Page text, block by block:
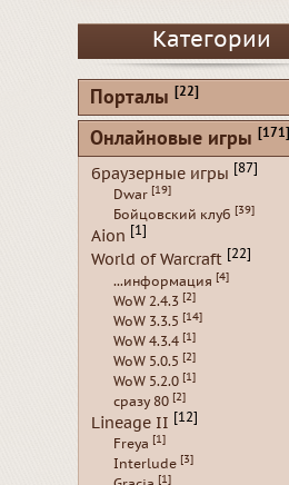
Категории
Порталы [22]
Онлайновые игры [171]
браузерные игры [87]
Dwar [19]
Бойцовский клуб [39]
Aion [1]
World of Warcraft [22]
...информация [4]
WoW 2.4.3 [2]
WoW 3.3.5 [14]
WoW 4.3.4 [1]
WoW 5.0.5 [2]
WoW 5.2.0 [1]
сразу 80 [2]
Lineage II [12]
Freya [1]
Interlude [3]
[1]